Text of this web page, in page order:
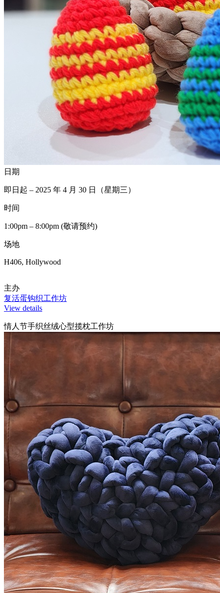
日期
即日起 – 2025 年 4 月 30 日（星期三）
时间
1:00pm – 8:00pm (敬请预约)
场地
H406, Hollywood
主办
复活蛋钩织工作坊
View details
情人节手织丝绒心型揽枕工作坊